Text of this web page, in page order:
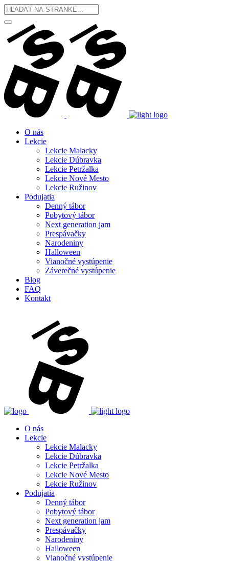
O nás
Lekcie
Lekcie Malacky
Lekcie Dúbravka
Lekcie Petržalka
Lekcie Nové Mesto
Lekcie Ružinov
Podujatia
Denný tábor
Pobytový tábor
Next generation jam
Prespávačky
Narodeniny
Halloween
Vianočné vystúpenie
Záverečné vystúpenie
Blog
FAQ
Kontakt
O nás
Lekcie
Lekcie Malacky
Lekcie Dúbravka
Lekcie Petržalka
Lekcie Nové Mesto
Lekcie Ružinov
Podujatia
Denný tábor
Pobytový tábor
Next generation jam
Prespávačky
Narodeniny
Halloween
Vianočné vystúpenie